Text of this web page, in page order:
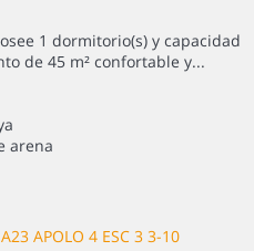
1 dormitorio(s) y capacidad
de 45 m² confortable y...
arena